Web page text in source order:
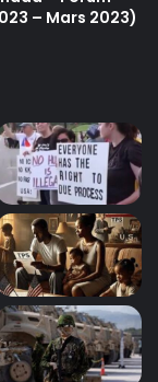
– Mars 2023)